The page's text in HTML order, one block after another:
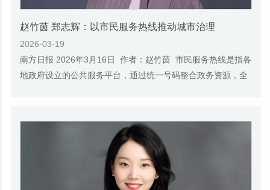
赵竹茵 郑志辉：以市民服务热线推动城市治理
2026-03-19
南方日报 2026年3月16日 作者：赵竹茵 市民服务热线是指各
地政府设立的公共服务平台，通过统一号码整合政务资源，全